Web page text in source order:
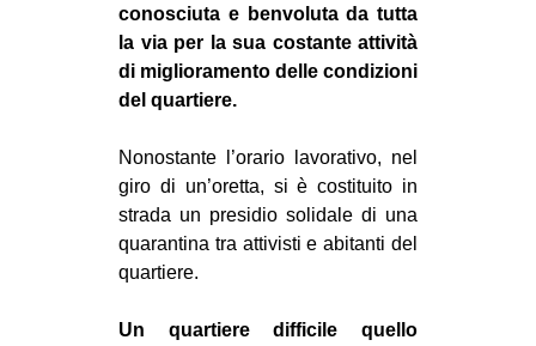
AMERICHE
ESTREMO ORIENTE
MONDO
EVENTI
Fb
conosciuta e benvoluta da tutta
la via per la sua costante attività
di miglioramento delle condizioni
del quartiere.
Nonostante l’orario lavorativo, nel
giro di un’oretta, si è costituito in
strada un presidio solidale di una
quarantina tra attivisti e abitanti del
quartiere.
Un quartiere difficile quello